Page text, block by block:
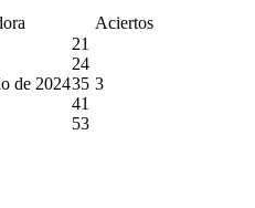
Aciertos
de 2024
21
24
35
41
53
3